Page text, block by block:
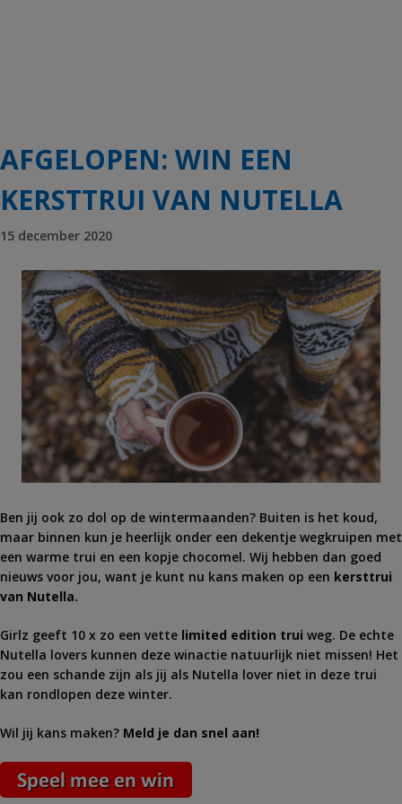
AFGELOPEN: WIN EEN
KERSTTRUI VAN NUTELLA
15 december 2020
Ben jij ook zo dol op de wintermaanden? Buiten is het koud,
maar binnen kun je heerlijk onder een dekentje wegkruipen met
een warme trui en een kopje chocomel. Wij hebben dan goed
nieuws voor jou, want je kunt nu kans maken op een kersttrui
van Nutella.
Girlz geeft 10 x zo een vette limited edition trui weg. De echte
Nutella lovers kunnen deze winactie natuurlijk niet missen! Het
zou een schande zijn als jij als Nutella lover niet in deze trui
kan rondlopen deze winter.
Wil jij kans maken? Meld je dan snel aan!